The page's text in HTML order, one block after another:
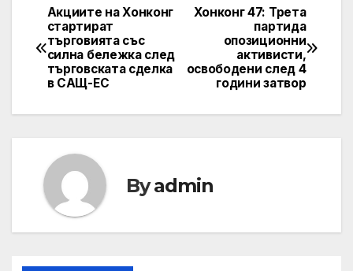
Post
navigation
Хонконг 47: Трета
партида
опозиционни
активисти,
освободени след 4
години затвор
Акциите на Хонконг
стартират
търговията със
силна бележка след
търговската сделка
в САЩ-ЕС
Byadmin